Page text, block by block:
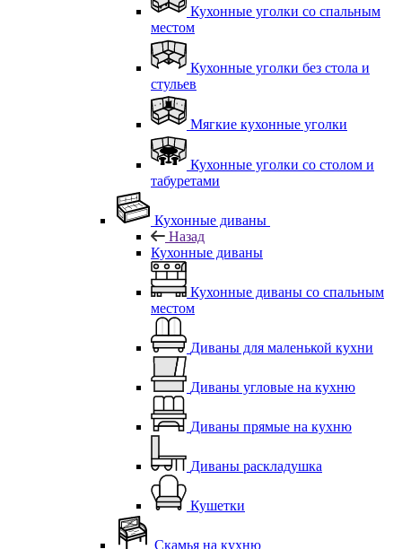
Кухонные уголки со спальным
местом
Кухонные уголки без стола и
стульев
Мягкие кухонные уголки
Кухонные уголки со столом и
табуретами
Кухонные диваны
Назад
Кухонные диваны
Кухонные диваны со спальным
местом
Диваны для маленькой кухни
Диваны угловые на кухню
Диваны прямые на кухню
Диваны раскладушка
Кушетки
Скамья на кухню